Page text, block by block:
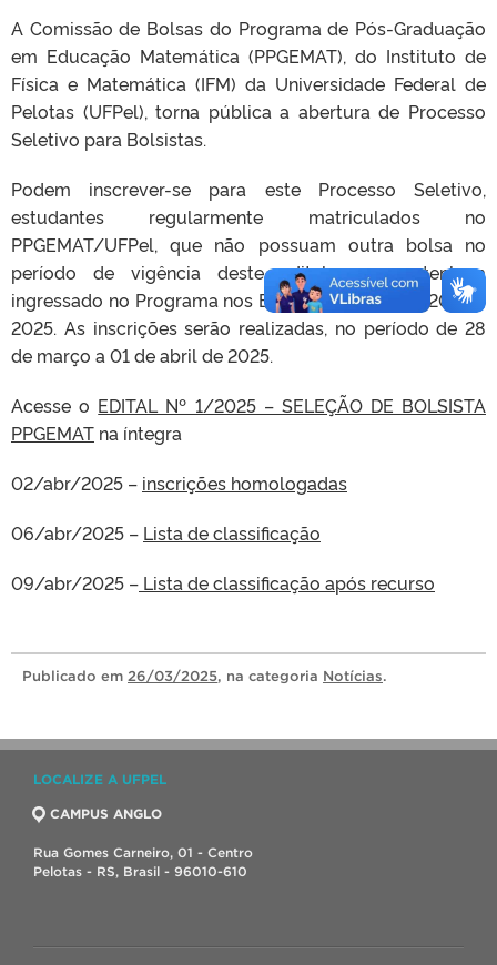
A Comissão de Bolsas do Programa de Pós-Graduação
em Educação Matemática (PPGEMAT), do Instituto de
Física e Matemática (IFM) da Universidade Federal de
Pelotas (UFPel), torna pública a abertura de Processo
Seletivo para Bolsistas.
Podem inscrever-se para este Processo Seletivo,
estudantes regularmente matriculados no
PPGEMAT/UFPel, que não possuam outra bolsa no
período de vigência deste edital, e que tenham
ingressado no Programa nos Editais dos anos de 2024 e
2025. As inscrições serão realizadas, no período de 28
de março a 01 de abril de 2025.
Acesse o EDITAL Nº 1/2025 – SELEÇÃO DE BOLSISTA
PPGEMAT na íntegra
02/abr/2025 – inscrições homologadas
06/abr/2025 – Lista de classificação
09/abr/2025 – Lista de classificação após recurso
Publicado em 26/03/2025, na categoria Notícias.
LOCALIZE A UFPEL
CAMPUS ANGLO
Rua Gomes Carneiro, 01 - Centro
Pelotas - RS, Brasil - 96010-610